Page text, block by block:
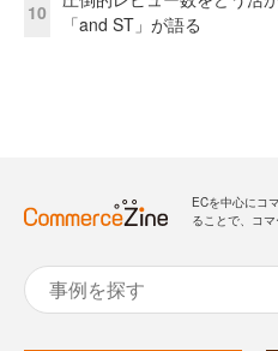
10
「and ST」が語る
ECを中心にコ
ることで、コ